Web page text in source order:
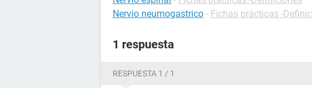
Nervio neumogastrico - Fichas prácticas -
1 respuesta
RESPUESTA 1 / 1